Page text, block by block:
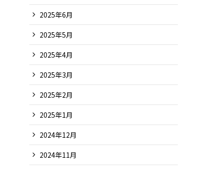
2025年6月
2025年5月
2025年4月
2025年3月
2025年2月
2025年1月
2024年12月
2024年11月